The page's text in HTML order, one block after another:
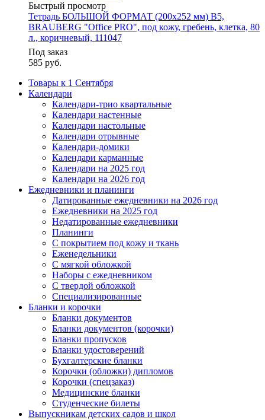
Быстрый просмотр
Тетрадь БОЛЬШОЙ ФОРМАТ (200x252 мм) В5,
BRAUBERG "Office PRO", под кожу, гребень, клетка, 80
л., коричневый, 111047
Под заказ
585 руб.
Товары к 1 Сентября
Календари
Календари-трио квартальные
Календари настенные
Календари настольные
Календари отрывные
Календари-домики
Календари карманные
Календари на 2025 год
Календари на 2026 год
Ежедневники и планинги
Датированные ежедневники на 2026 год
Ежедневники на 2025 год
Недатированные ежедневники
Планинги
С покрытием под кожу и ткань
Еженедельники
С мягкой обложкой
Наборы с ежедневником
С твердой обложкой
Специализированные
Бланки и корочки
Бланки документов
Бланки документов (корочки)
Бланки пропусков
Бланки удостоверений
Бухгалтерские бланки
Корочки (обложки) дипломов
Корочки (спецзаказ)
Медицинские бланки
Студенческие билеты
Выпускникам детских садов и школ